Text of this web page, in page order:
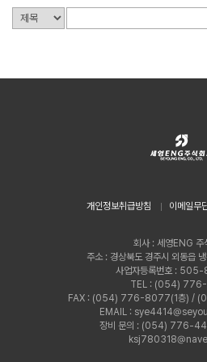
개인정보취급방침 이메일무
회사 : 세영ENG 주
주소 : 경상북도 경주시 외동읍
사업자등록번호 :
TEL : (054)
FAX : (054) 776-8077(1층) /
EMAIL :
장비 문의 : (054) 776-